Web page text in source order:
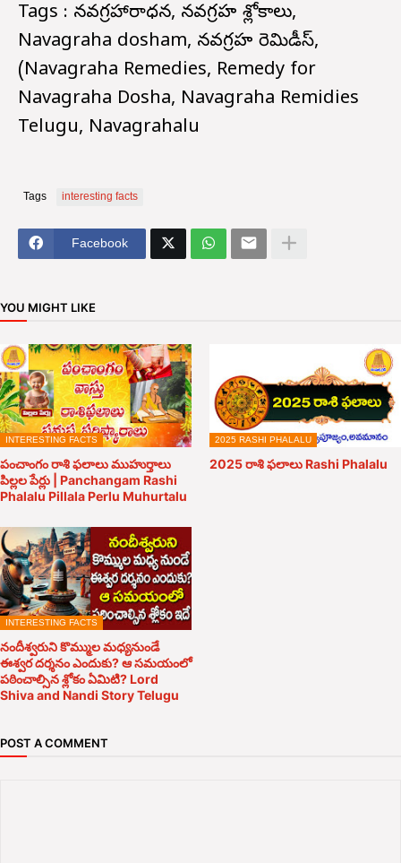
Tags : నవగ్రహారాధన, నవగ్రహ శ్లోకాలు,
Navagraha dosham, నవగ్రహ రెమిడీస్,
(Navagraha Remedies, Remedy for
Navagraha Dosha, Navagraha Remidies
Telugu, Navagrahalu
Tags interesting facts
Facebook
YOU MIGHT LIKE
INTERESTING FACTS
పంచాంగం రాశి ఫలాలు ముహుర్తాలు
పిల్లల పేర్లు | Panchangam Rashi
Phalalu Pillala Perlu Muhurtalu
2025 RASHI PHALALU
2025 రాశి ఫలాలు Rashi Phalalu
INTERESTING FACTS
నందీశ్వరుని కొమ్ముల మధ్యనుండే
ఈశ్వర దర్శనం ఎందుకు? ఆ సమయంలో
పఠించాల్సిన శ్లోకం ఏమిటి? Lord
Shiva and Nandi Story Telugu
POST A COMMENT